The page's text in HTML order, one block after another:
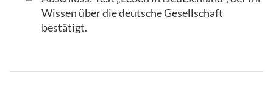
Wissen über die deutsche Gesellschaft
bestätigt.